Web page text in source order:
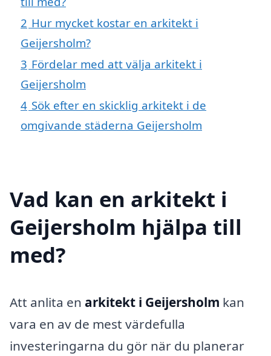
2 Hur mycket kostar en arkitekt i
Geijersholm?
3 Fördelar med att välja arkitekt i
Geijersholm
4 Sök efter en skicklig arkitekt i de
omgivande städerna Geijersholm
Vad kan en arkitekt i
Geijersholm hjälpa till
med?
Att anlita en arkitekt i Geijersholm kan
vara en av de mest värdefulla
investeringarna du gör när du planerar